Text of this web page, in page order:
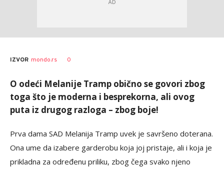
IZVOR mondo.rs 0
O odeći Melanije Tramp obično se govori zbog
toga što je moderna i besprekorna, ali ovog
puta iz drugog razloga – zbog boje!
Prva dama SAD Melanija Tramp uvek je savršeno doterana.
Ona ume da izabere garderobu koja joj pristaje, ali i koja je
prikladna za određenu priliku, zbog čega svako njeno